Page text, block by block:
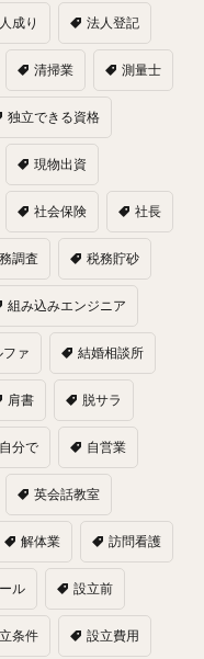
成り 法人登記
清掃業 測量士
独立できる資格
現物出資
社会保険 社長
調査 税務貯砂
組み込みエンジニア
ァ 結婚相談所
肩書 脱サラ
自分で 自営業
英会話教室
解体業 訪問看護
ル 設立前
条件 設立費用